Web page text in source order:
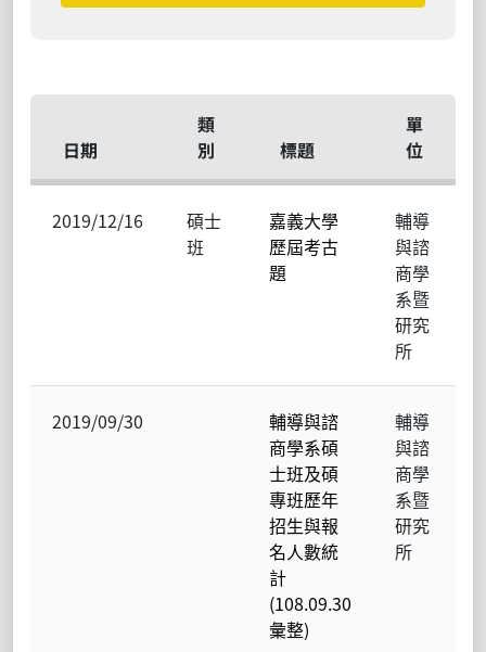
日期
類
別
標題
單
位
2019/12/16
碩士
班
嘉義大學
歷屆考古
題
輔導
與諮
商學
系暨
研究
所
2019/09/30
輔導與諮
商學系碩
士班及碩
專班歷年
招生與報
名人數統
計
(108.09.30
彙整)
輔導
與諮
商學
系暨
研究
所